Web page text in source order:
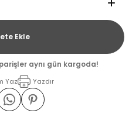
Ekle
aynı gün kargoda!
Yaz Yazdır